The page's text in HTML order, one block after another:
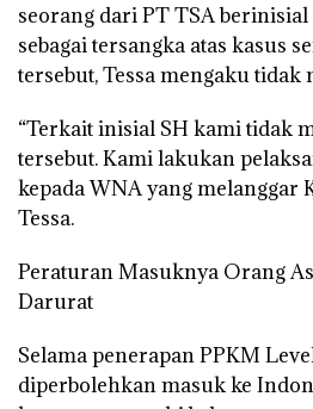
seorang dari PT TSA
sebagai tersangka atas kasus
tersebut, Tessa mengaku tidak
“Terkait inisial SH kami tidak
tersebut. Kami lakukan
kepada WNA yang melanggar
Tessa.
Peraturan Masuknya Orang
Darurat
Selama penerapan PPKM
diperbolehkan masuk ke